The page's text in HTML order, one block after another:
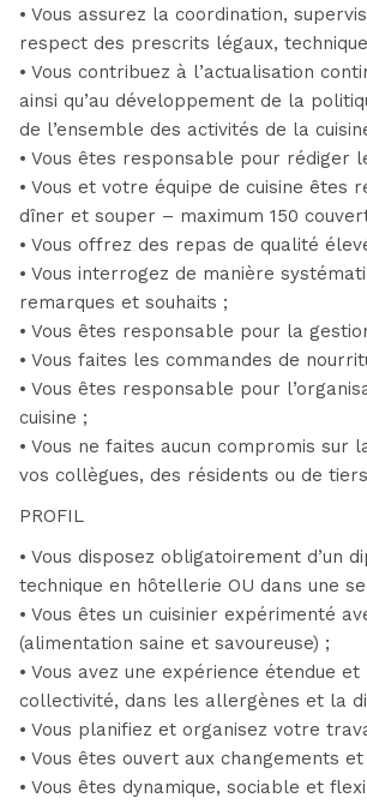
• Vous assurez la coordination,
respect des prescrits légaux,
• Vous contribuez à l’actualisation
ainsi qu’au développement de la
de l’ensemble des activités de la
• Vous êtes responsable pour rédiger
• Vous et votre équipe de cuisine
dîner et souper – maximum 150
• Vous offrez des repas de qualité
• Vous interrogez de manière
remarques et souhaits ;
• Vous êtes responsable pour la
• Vous faites les commandes de
• Vous êtes responsable pour
cuisine ;
• Vous ne faites aucun compromis sur
vos collègues, des résidents ou de
PROFIL
• Vous disposez obligatoirement d’un
technique en hôtellerie OU dans une
• Vous êtes un cuisinier expérimenté
(alimentation saine et savoureuse) ;
• Vous avez une expérience étendue
collectivité, dans les allergènes et la
• Vous planifiez et organisez votre
• Vous êtes ouvert aux changements
• Vous êtes dynamique, sociable et